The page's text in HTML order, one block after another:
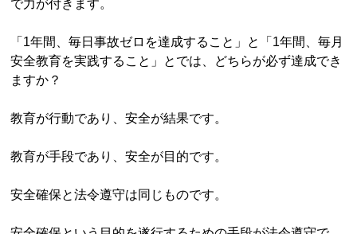
で力が付きます。
「1年間、毎日事故ゼロを達成すること」と「1年間、毎月
安全教育を実践すること」とでは、どちらが必ず達成でき
ますか？
教育が行動であり、安全が結果です。
教育が手段であり、安全が目的です。
安全確保と法令遵守は同じものです。